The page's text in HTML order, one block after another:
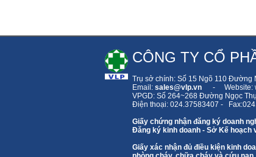
CÔNG TY CỔ
Trụ sở chính: Số 15 Ngõ 110 Đường
Email: sales@vlp.vn - Website:
VPGD: Số 264~268 Đường Ngọc
Điện thoại: 024.37583407 -
Giấy chứng nhận đăng ký doanh
Đăng ký kinh doanh - Sở Kế hoạch
Giấy xác nhận đủ điều kiện kinh